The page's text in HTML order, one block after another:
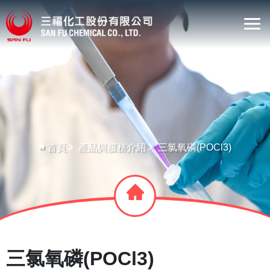
首頁 產品與服務介紹 三氯氧磷(POCl3)
三氯氧磷(POCl3)